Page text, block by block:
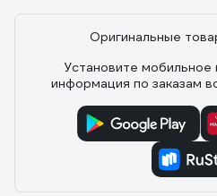
Оригинальные
Установите
информация по заказам